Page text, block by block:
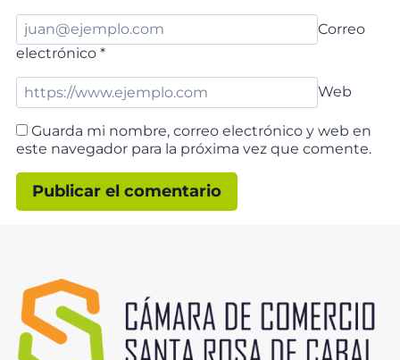
Correo
electrónico *
Web
Guarda mi nombre, correo electrónico y web en
este navegador para la próxima vez que comente.